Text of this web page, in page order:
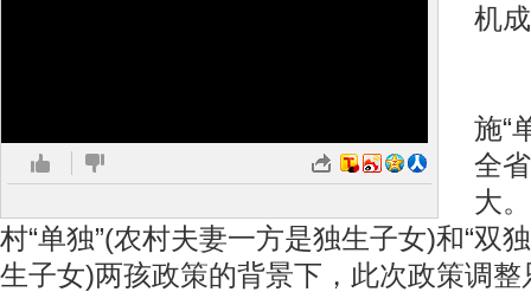
机
施“
全
大
村“单独”(农村夫妻一方是独生子女)和“双
生子女)两孩政策的背景下，此次政策调整